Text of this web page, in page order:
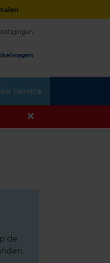
Service
de